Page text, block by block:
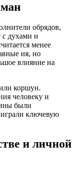
обрядов,
с духами и
менее
ия, но
влияние на
коршун.
человеку и
были
ключевую
и личной